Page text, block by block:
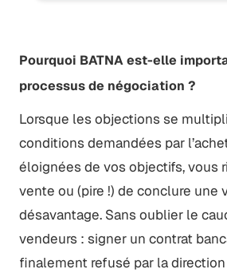
Pourquoi BATNA est-elle
processus de négociation ?
Lorsque les objections se
conditions demandées par
éloignées de vos objectifs, vous
vente ou (pire !) de conclure une
désavantage. Sans oublier le
vendeurs : signer un contrat
finalement refusé par la